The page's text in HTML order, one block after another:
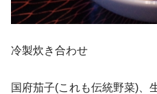
冷製炊き合わせ
国府茄子(これも伝統野菜)、